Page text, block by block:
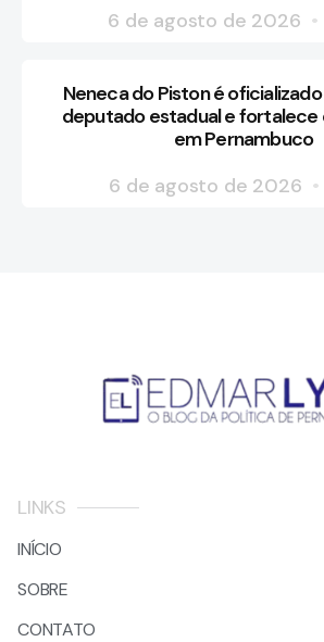
6 de agosto de 2026
Neneca do Piston é
deputado estadual e fortalece
em Pernambuco
6 de agosto de 2026
LINKS
INÍCIO
SOBRE
CONTATO